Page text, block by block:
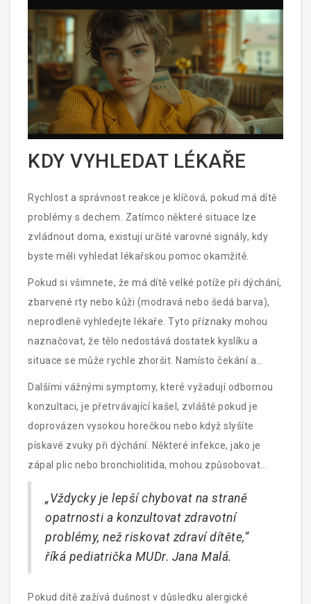
KDY VYHLEDAT LÉKAŘE
Rychlost a správnost reakce je klíčová, pokud má dítě
problémy s dechem. Zatímco některé situace lze
zvládnout doma, existují určité varovné signály, kdy
byste měli vyhledat lékařskou pomoc okamžitě.
Pokud si všimnete, že má dítě velké potíže při dýchání,
zbarvené rty nebo kůži (modravá nebo šedá barva),
neprodleně vyhledejte lékaře. Tyto příznaky mohou
naznačovat, že tělo nedostává dostatek kyslíku a
situace se může rychle zhoršit. Namísto čekání a
sledování stavu, co nejdříve kontaktujte záchrannou
službu.
Dalšími vážnými symptomy, které vyžadují odbornou
konzultaci, je přetrvávající kašel, zvláště pokud je
doprovázen vysokou horečkou nebo když slyšíte
pískavé zvuky při dýchání. Některé infekce, jako je
zápal plic nebo bronchiolitida, mohou způsobovat
těžkou dušnost a vyžadují léčbu antibiotiky nebo
jinými léky.
„Vždycky je lepší chybovat na straně
opatrnosti a konzultovat zdravotní
problémy, než riskovat zdraví dítěte,“
říká pediatrička MUDr. Jana Malá.
Pokud dítě zažívá dušnost v důsledku alergické